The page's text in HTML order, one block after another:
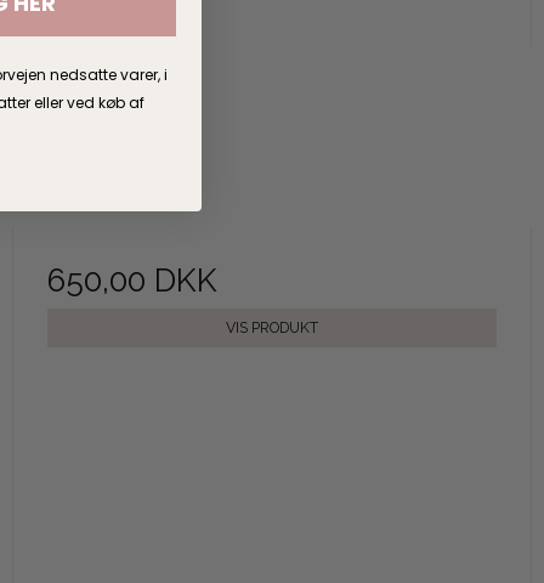
650,00 DKK
VIS PRODUKT
nedsatte varer, i
eller ved køb af